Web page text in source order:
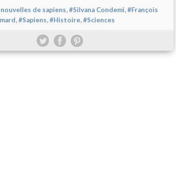
de sapiens,#Silvana Condemi,#François
,#Sapiens,#Histoire,#Sciences